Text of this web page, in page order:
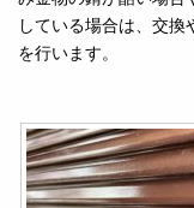
している場合は、交換
を行います。